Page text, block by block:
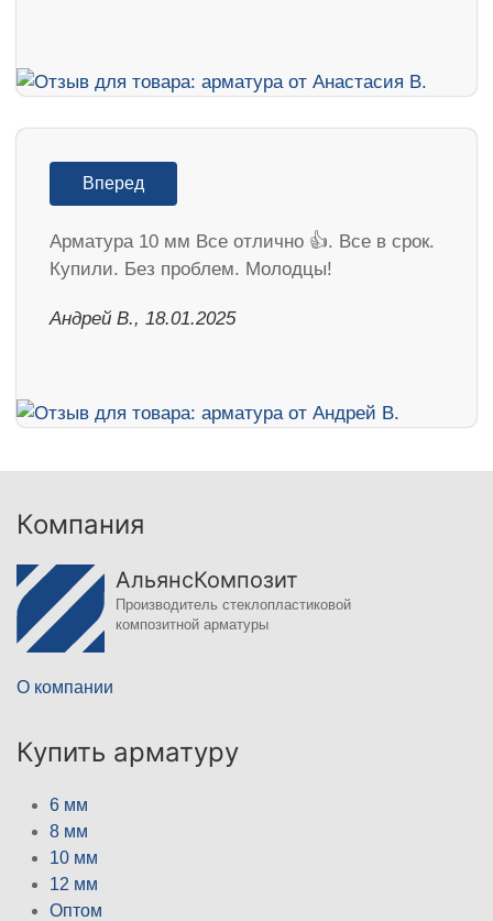
Вперед
Арматура 10 мм Все отлично 👍. Все в срок.
Купили. Без проблем. Молодцы!
Андрей В., 18.01.2025
Компания
АльянсКомпозит
Производитель стеклопластиковой
композитной арматуры
О компании
Купить арматуру
6 мм
8 мм
10 мм
12 мм
Оптом